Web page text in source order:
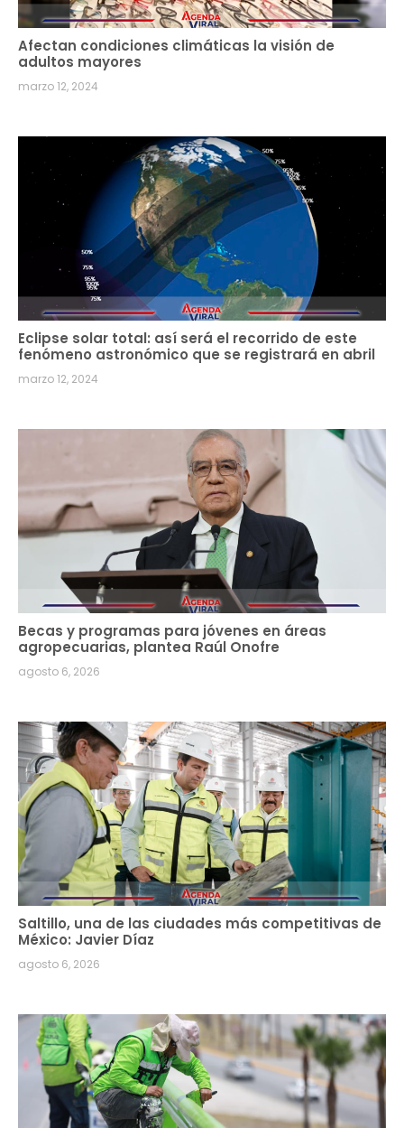
Afectan condiciones climáticas la visión de
adultos mayores
marzo 12, 2024
Eclipse solar total: así será el recorrido de este
fenómeno astronómico que se registrará en abril
marzo 12, 2024
Becas y programas para jóvenes en áreas
agropecuarias, plantea Raúl Onofre
agosto 6, 2026
Saltillo, una de las ciudades más competitivas de
México: Javier Díaz
agosto 6, 2026